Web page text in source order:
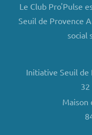
Le Club Pro'Pulse
Seuil de Provence
social
Initiative Seuil de
32
Maison